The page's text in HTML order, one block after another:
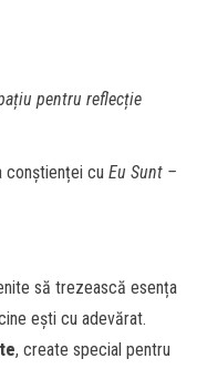
pentru reflecție
conștienței cu Eu Sunt –
să trezească esența
ești cu adevărat.
, create special pentru